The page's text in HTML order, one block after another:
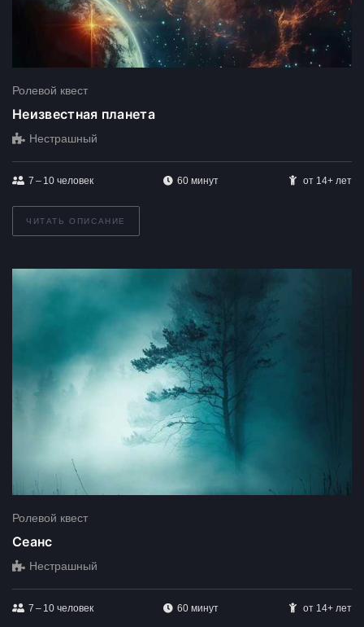
Ролевой квест
Неизвестная планета
Нестрашный
7 – 10 человек 60 минут от 14+ лет
ЧИТАТЬ ОПИСАНИЕ
Ролевой квест
Сеанс
Нестрашный
7 – 10 человек 60 минут от 14+ лет